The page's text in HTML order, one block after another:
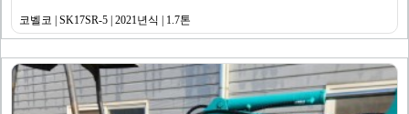
코벨코 | SK17SR-5 | 2021년식 | 1.7톤